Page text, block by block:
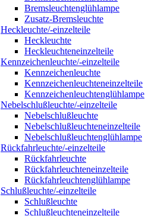
Bremsleuchtenglühlampe
Zusatz-Bremsleuchte
Heckleuchte/-einzelteile
Heckleuchte
Heckleuchteneinzelteile
Kennzeichenleuchte/-einzelteile
Kennzeichenleuchte
Kennzeichenleuchteneinzelteile
Kennzeichenleuchtenglühlampe
Nebelschlußleuchte/-einzelteile
Nebelschlußleuchte
Nebelschlußleuchteneinzelteile
Nebelschlußleuchtenglühlampe
Rückfahrleuchte/-einzelteile
Rückfahrleuchte
Rückfahrleuchteneinzelteile
Rückfahrleuchtenglühlampe
Schlußleuchte/-einzelteile
Schlußleuchte
Schlußleuchteneinzelteile